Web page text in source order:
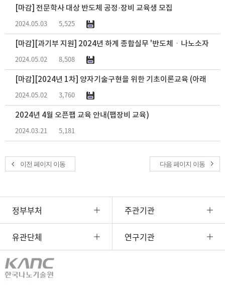
[마감] 전문학사 대상 반도체 공정·장비 교육생 모집
2024.05.03 5,525
[마감][과기부 지원] 2024년 하계 종합실무 '반도체ㆍ나노소자 측
2024.05.02 8,508
[마감][2024년 1차] 양자기술구현을 위한 기초이론교육 (아래 링크
2024.05.02 3,760
2024년 4월 오픈팹 교육 안내(팹장비 교육)
2024.03.21 5,181
이전 페이지 이동 다음 페이지 이동
정부부처 주관기관
유관단체 연구기관